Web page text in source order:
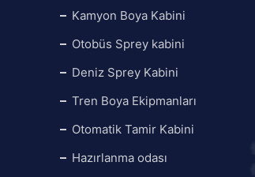
Kamyon Boya Kabini
Otobüs Sprey kabini
Deniz Sprey Kabini
Tren Boya Ekipmanları
Otomatik Tamir Kabini
Hazırlanma odası